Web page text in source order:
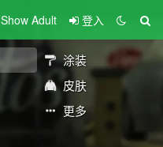
Show Adult 登入
涂装
皮肤
更多